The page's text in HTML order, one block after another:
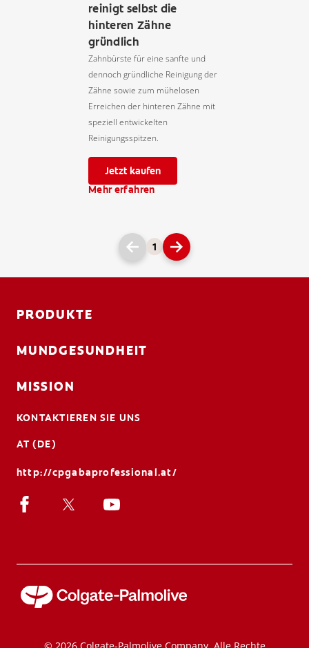
reinigt selbst die
hinteren Zähne
gründlich
Zahnbürste für eine sanfte und
dennoch gründliche Reinigung der
Zähne sowie zum mühelosen
Erreichen der hinteren Zähne mit
speziell entwickelten
Reinigungsspitzen.
Jetzt kaufen
Mehr erfahren
1
PRODUKTE
MUNDGESUNDHEIT
MISSION
KONTAKTIEREN SIE UNS
AT (DE)
http://cpgabaprofessional.at/